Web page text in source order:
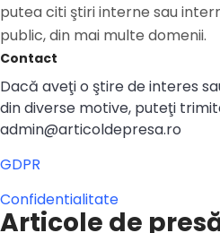
putea citi ştiri interne sau
public, din mai multe domenii.
Contact
Dacă aveţi o ştire de interes
din diverse motive, puteţi
admin@articoldepresa.ro
GDPR
Confidentialitate
Articole de